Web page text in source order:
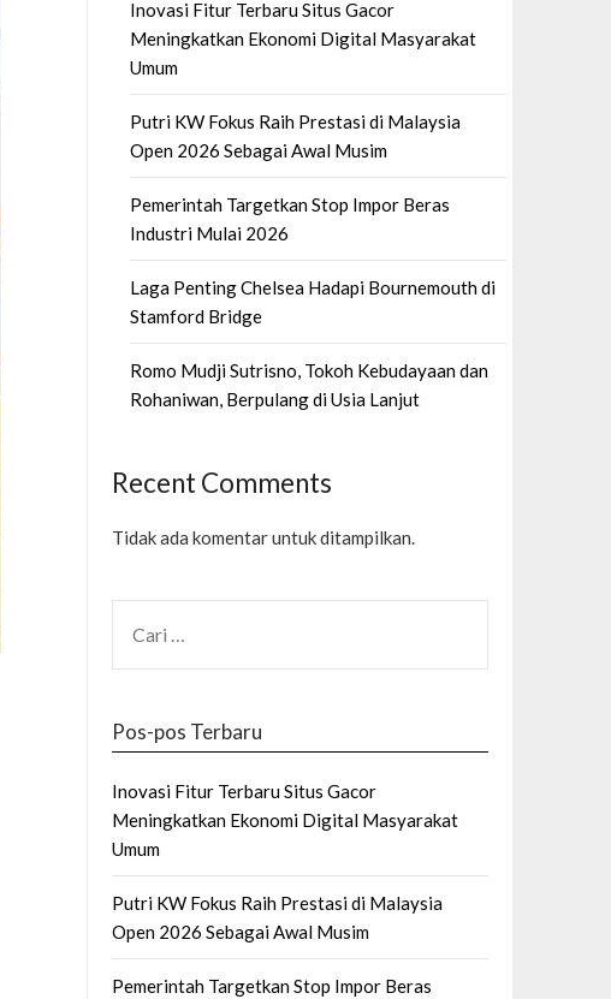
Inovasi Fitur Terbaru Situs Gacor
Meningkatkan Ekonomi Digital Masyarakat
Umum
Putri KW Fokus Raih Prestasi di Malaysia
Open 2026 Sebagai Awal Musim
Pemerintah Targetkan Stop Impor Beras
Industri Mulai 2026
Laga Penting Chelsea Hadapi Bournemouth di
Stamford Bridge
Romo Mudji Sutrisno, Tokoh Kebudayaan dan
Rohaniwan, Berpulang di Usia Lanjut
Recent Comments
Tidak ada komentar untuk ditampilkan.
UNTUK:
Pos-pos Terbaru
Inovasi Fitur Terbaru Situs Gacor
Meningkatkan Ekonomi Digital Masyarakat
Umum
Putri KW Fokus Raih Prestasi di Malaysia
Open 2026 Sebagai Awal Musim
Pemerintah Targetkan Stop Impor Beras